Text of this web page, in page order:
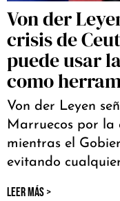
Von der
crisis de
puede usar
como
Von der Leyen
Marruecos por la
mientras el
evitando
LEER MÁS >